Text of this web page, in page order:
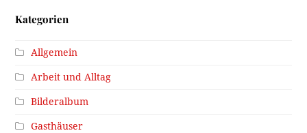
Kategorien
Allgemein
Arbeit und Alltag
Bilderalbum
Gasthäuser